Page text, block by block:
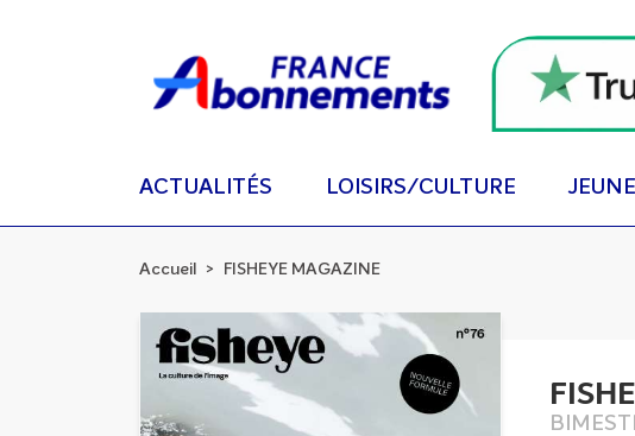
ACTUALITÉS LOISIRS/CULTURE
Accueil FISHEYE MAGAZINE